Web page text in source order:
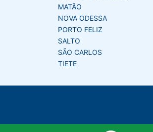
MATÃO
NOVA ODESSA
PORTO FELIZ
SALTO
SÃO CARLOS
TIETE